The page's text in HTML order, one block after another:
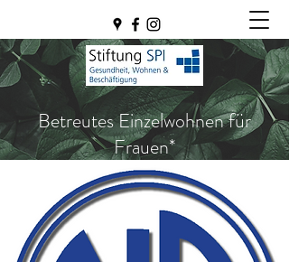
Betreutes Einzelwohnen für
Frauen*